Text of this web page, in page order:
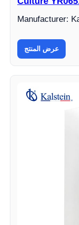
Manufacturer:
عرض المنتج